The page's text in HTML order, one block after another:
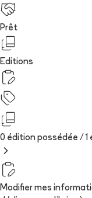
Prêt
Editions
0 édition possédée / 1
Modifier mes